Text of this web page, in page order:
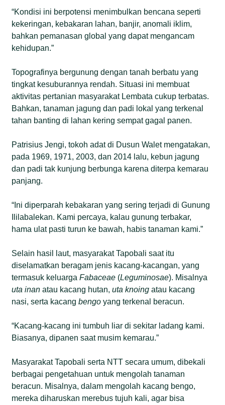
“Kondisi ini berpotensi menimbulkan bencana seperti
kekeringan, kebakaran lahan, banjir, anomali iklim,
bahkan pemanasan global yang dapat mengancam
kehidupan.”
Topografinya bergunung dengan tanah berbatu yang
tingkat kesuburannya rendah. Situasi ini membuat
aktivitas pertanian masyarakat Lembata cukup terbatas.
Bahkan, tanaman jagung dan padi lokal yang terkenal
tahan banting di lahan kering sempat gagal panen.
Patrisius Jengi, tokoh adat di Dusun Walet mengatakan,
pada 1969, 1971, 2003, dan 2014 lalu, kebun jagung
dan padi tak kunjung berbunga karena diterpa kemarau
panjang.
“Ini diperparah kebakaran yang sering terjadi di Gunung
Ililabalekan. Kami percaya, kalau gunung terbakar,
hama ulat pasti turun ke bawah, habis tanaman kami.”
Selain hasil laut, masyarakat Tapobali saat itu
diselamatkan beragam jenis kacang-kacangan, yang
termasuk keluargaFabaceae (Leguminosae). Misalnya
uta inan atau kacang hutan,uta knoing atau kacang
nasi, serta kacangbengo yang terkenal beracun.
“Kacang-kacang ini tumbuh liar di sekitar ladang kami.
Biasanya, dipanen saat musim kemarau.”
Masyarakat Tapobali serta NTT secara umum, dibekali
berbagai pengetahuan untuk mengolah tanaman
beracun. Misalnya, dalam mengolah kacang bengo,
mereka diharuskan merebus tujuh kali, agar bisa